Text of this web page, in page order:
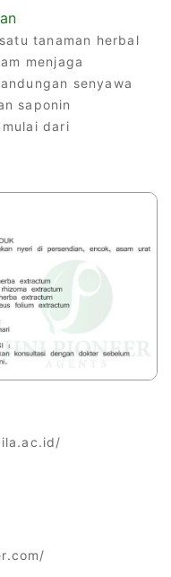
tanaman herbal
menjaga
senyawa
saponin
dari